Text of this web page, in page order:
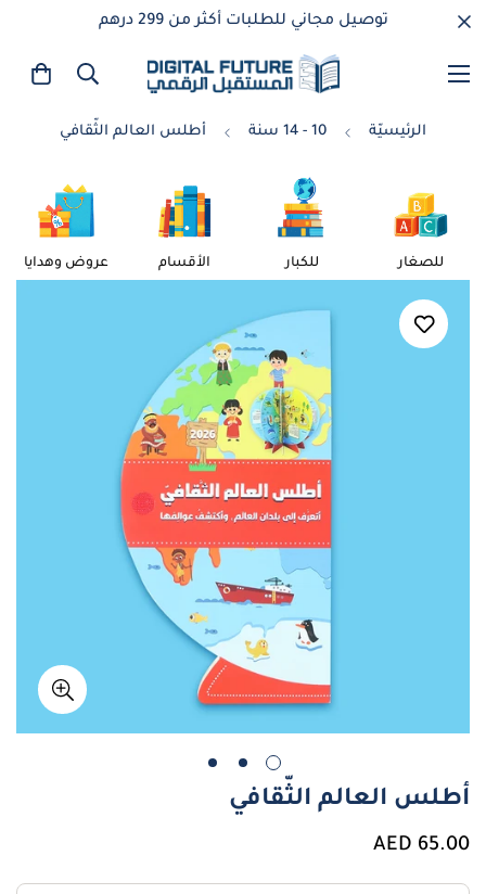
توصيل مجاني للطلبات أكثر من 299 درهم
الرئيسيّة 10 - 14 سنة أطلس العالم الثّقافي
للصغار للكبار الأقسام عروض وهدايا
أطلس العالم الثّقافي
سعر
65.00 AED